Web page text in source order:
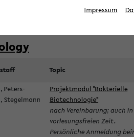
Topic
Peters-
Stegelmann
Projektmodul "Bakterielle
Biotechnologie"
nach Vereinbarung; auch
vorlesungsfreien Zeit.
Persönliche Anmeldung
Impressum